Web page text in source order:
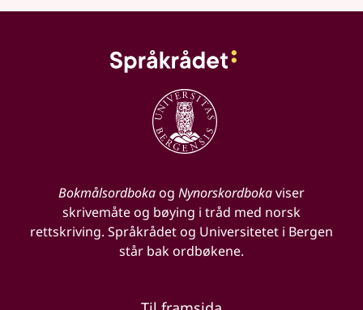
Bokmålsordbokaog Nynorskordbokaviser
skrivemåte og bøying i tråd med norsk
rettskriving. Språkrådet og Universitetet i Bergen
står bak ordbøkene.